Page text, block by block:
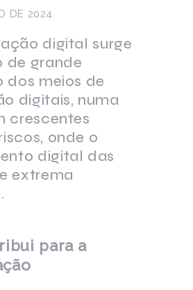
DE 2024
digital surge
de grande
meios de
digitais, numa
crescentes
onde o
digital das
extrema
para a